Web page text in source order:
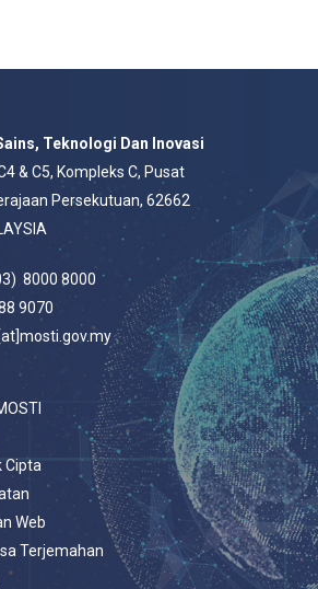
Teknologi Dan Inovasi
& C5, Kompleks C, Pusat
Persekutuan, 62662
8000 8000
9070
Cipta
Web
Terjemahan